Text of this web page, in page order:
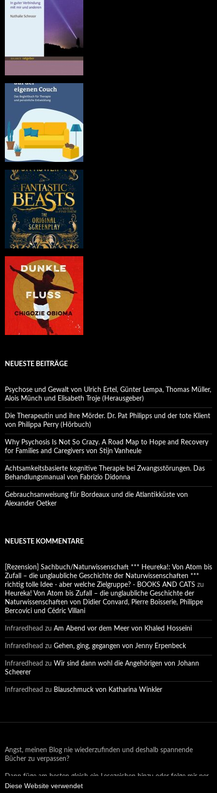
Diese Website verwendet
NEUESTE BEITRÄGE
Psychose und Gewalt von Ulrich Ertel, Günter Lempa, Thomas Müller,
Alois Münch und Elisabeth Troje (Herausgeber)
Die Therapeutin und ihre Mörder. Dr. Pat Philipps und der tote Klient
von Philippa Perry (Hörbuch)
Why Psychosis Is Not So Crazy. A Road Map to Hope and Recovery
for Families and Caregivers von Stijn Vanheule
Achtsamkeitsbasierte kognitive Therapie bei Zwangsstörungen. Das
Behandlungsmanual von Fabrizio Didonna
Gebrauchsanweisung für Bordeaux und die Atlantikküste von
Alexander Oetker
NEUESTE KOMMENTARE
[Rezension] Sachbuch/Naturwissenschaft *** Heureka!: Von Atom bis
Zufall – die unglaubliche Geschichte der Naturwissenschaften ***
richtig tolle Idee - aber welche Zielgruppe? - BOOKS AND CATS zu
Heureka! Von Atom bis Zufall – die unglaubliche Geschichte der
Naturwissenschaften von Didier Convard, Pierre Boisserie, Philippe
Bercovici und Cédric Villani
Infraredhead zu Am Abend vor dem Meer von Khaled Hosseini
Infraredhead zu Gehen, ging, gegangen von Jenny Erpenbeck
Infraredhead zu Wir sind dann wohl die Angehörigen von Johann
Scheerer
Infraredhead zu Blauschmuck von Katharina Winkler
Angst, meinen Blog nie wiederzufinden und deshalb spannende
Bücher zu verpassen?
Dann füge am besten gleich ein Lesezeichen hinzu oder folge mir per
Email oder auf Facebook!